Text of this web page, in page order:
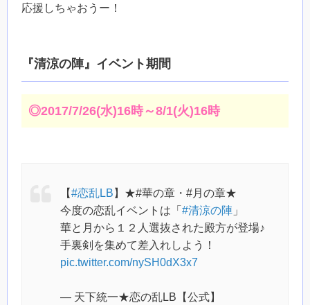
応援しちゃおうー！
『清涼の陣』イベント期間
◎2017/7/26(水)16時～8/1(火)16時
【#恋乱LB 】★#華の章・#月の章★
今度の恋乱イベントは「 #清涼の陣 」
華と月から１２人選抜された殿方が登場♪
手裏剣を集めて差入れしよう！
pic.twitter.com/nySH0dX3x7
— 天下統一★恋の乱LB【公式】